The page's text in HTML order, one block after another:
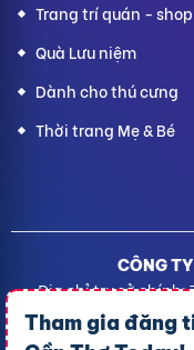
Tham gia đăng
Trang trí quán - shop
Quà Lưu niệm
Dành cho thú cưng
Thời trang Mẹ & Bé
CÔNG
Địa chỉ trụ sở chính:
Giấy CNĐKDN: